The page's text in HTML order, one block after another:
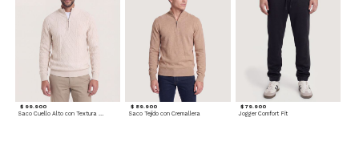
$ 99.900
Saco Cuello Alto con Textura Trenzada
$ 89.900
Saco Tejido con Cremallera
$ 79.900
Jogger Comfort Fit